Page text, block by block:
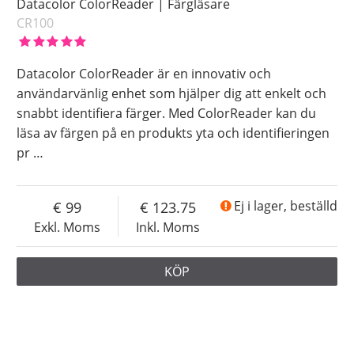
Datacolor ColorReader | Färgläsare
CR100
Datacolor ColorReader är en innovativ och
användarvänlig enhet som hjälper dig att enkelt och
snabbt identifiera färger. Med ColorReader kan du
läsa av färgen på en produkts yta och identifieringen
pr …
Exkl. Moms
99
Inkl. Moms
123.75 Ej i lager, beställd
KÖP